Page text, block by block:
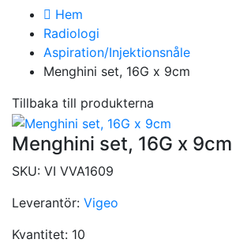
Hem
Radiologi
Aspiration/Injektionsnåle
Menghini set, 16G x 9cm
Tillbaka till produkterna
Menghini set, 16G x 9cm
SKU: VI VVA1609
Leverantör: Vigeo
Kvantitet: 10